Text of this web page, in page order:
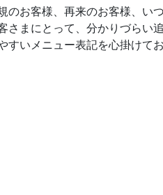
のお客様、再来のお客様、い
さまにとって、分かりづらい
すいメニュー表記を心掛けて